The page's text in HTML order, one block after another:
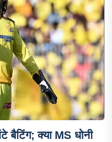
बैटिंग; क्या MS धोनी